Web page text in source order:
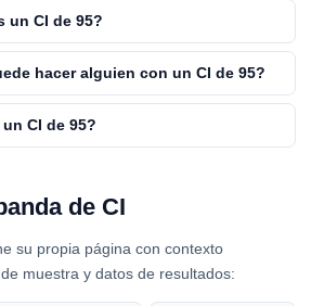
un CI de 95?
hacer alguien con un CI de 95?
CI de 95?
de CI
su propia página con contexto
muestra y datos de resultados: